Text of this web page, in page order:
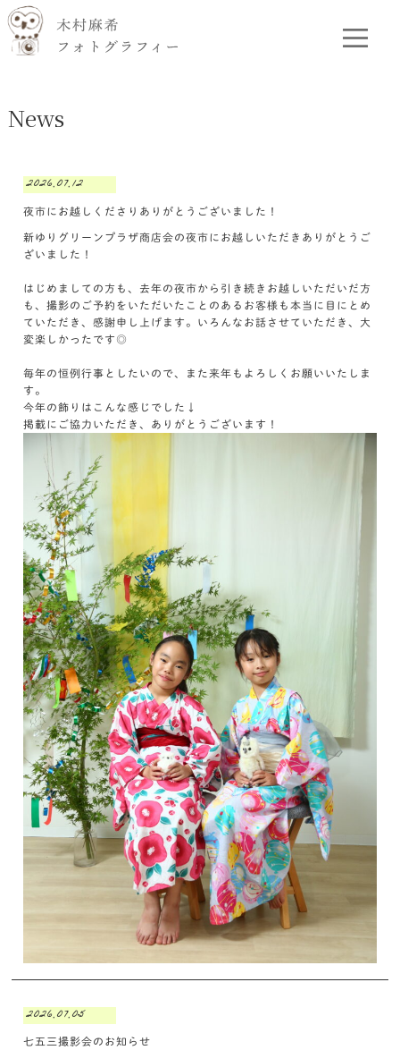
News
2026.07.12
夜市にお越しくださりありがとうございました！
新ゆりグリーンプラザ商店会の夜市にお越しいただきありがとうご
ざいました！
はじめましての方も、去年の夜市から引き続きお越しいただいだ方
も、撮影のご予約をいただいたことのあるお客様も本当に目にとめ
ていただき、感謝申し上げます。いろんなお話させていただき、大
変楽しかったです◎
毎年の恒例行事としたいので、また来年もよろしくお願いいたしま
す。
今年の飾りはこんな感じでした↓
掲載にご協力いただき、ありがとうございます！
2026.07.05
七五三撮影会のお知らせ